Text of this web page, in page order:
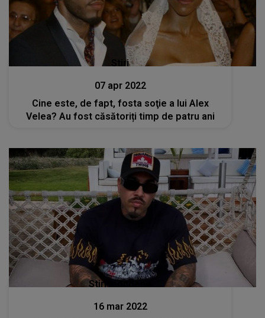
Stiri
07 apr 2022
Cine este, de fapt, fosta soţie a lui Alex
Velea? Au fost căsătoriți timp de patru ani
Stiri mondene
16 mar 2022